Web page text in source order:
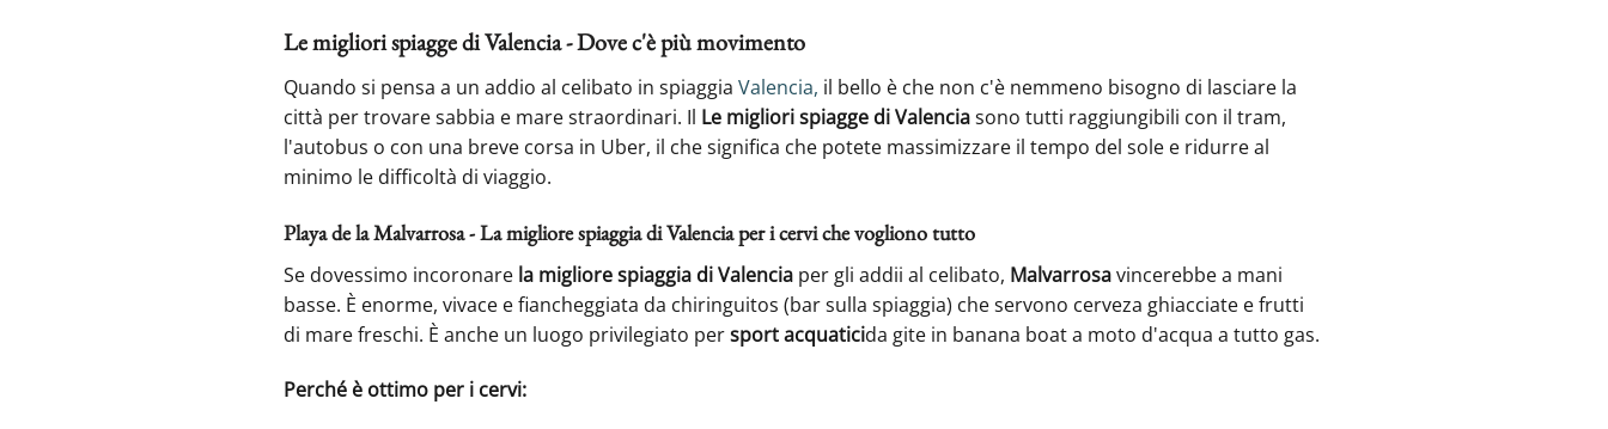
Le migliori spiagge di Valencia - Dove c'è più movimento
Quando si pensa a un addio al celibato in spiaggia Valencia, il bello è che non c'è nemmeno bisogno di lasciare la
città per trovare sabbia e mare straordinari. Il Le migliori spiagge di Valenciasono tutti raggiungibili con il tram,
l'autobus o con una breve corsa in Uber, il che significa che potete massimizzare il tempo del sole e ridurre al
minimo le difficoltà di viaggio.
Playa de la Malvarrosa - La migliore spiaggia di Valencia per i cervi che vogliono tutto
Se dovessimo incoronare la migliore spiaggia di Valencia per gli addii al celibato, Malvarrosavincerebbe a mani
basse. È enorme, vivace e fiancheggiata da chiringuitos (bar sulla spiaggia) che servono cerveza ghiacciate e frutti
di mare freschi. È anche un luogo privilegiato persport acquaticida gite in banana boat a moto d'acqua a tutto gas.
Perché è ottimo per i cervi: